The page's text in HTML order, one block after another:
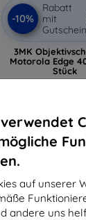
auf unserer
andere uns
-10%
Rabatt
mit
Gutschein
3MK
Motorola Edge
Stück
9,90 €
Auf Lager >